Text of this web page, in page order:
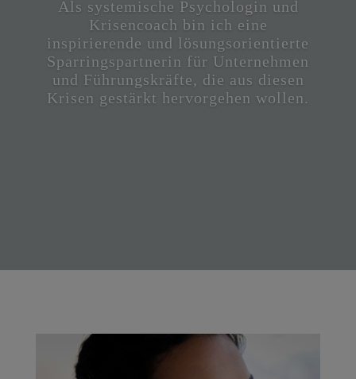
Als systemische Psychologin und
Krisencoach bin ich eine
inspirierende und lösungsorientierte
Sparringspartnerin für Unternehmen
und Führungskräfte, die aus diesen
Krisen gestärkt hervorgehen wollen.